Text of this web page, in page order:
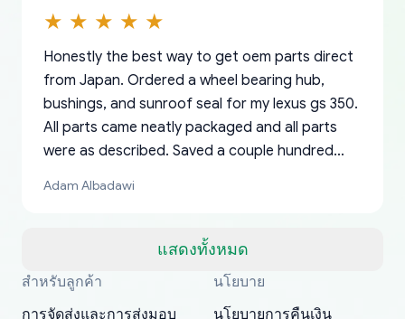
แสดงทั้งหมด
Honestly the best way to get oem parts direct
from Japan. Ordered a wheel bearing hub,
bushings, and sunroof seal for my lexus gs 350.
All parts came neatly packaged and all parts
were as described. Saved a couple hundred
a matter of days. Very professional company as
well, I forgot to add my apartment number in
my address and contacted them with the
correct information. They updated my address
Adam Albadawi
Thank you, yoshiparts.com for the responsive
customer service and for being a reliable
South Guam
OEM parts at prices that nobody else can beat.
Fast shipping to USA… I’m happy!
P. Ginez
Basically, this is my 6th time ordering parts for
my XRs (which is hard to find these days). Item
All genuine oem parts all in perfect condition I
have told everyone about this site very reliable
Jay W
I am so shocked at good time, all just because
needed parts for making my cars more
YANAN RAMIREZ GONZALEZ
สำหรับลูกค้า
การจัดส่งและการส่งมอบ
นโยบาย
นโยบายการคืนเงิน